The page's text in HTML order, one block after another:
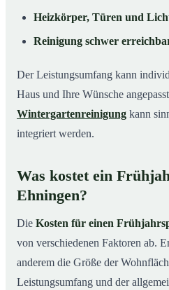
Heizkörper, Türen und
Reinigung schwer
Der Leistungsumfang kann
Haus und Ihre Wünsche
Wintergartenreinigung kann
integriert werden.
Was kostet ein
Ehningen?
Die Kosten für einen
von verschiedenen Faktoren ab.
anderem die Größe der
Leistungsumfang und der